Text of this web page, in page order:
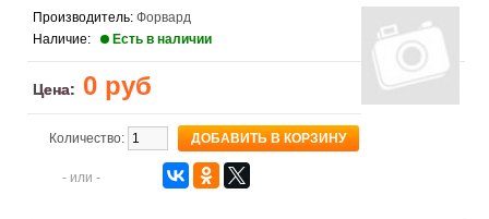
Производитель: Форвард
Наличие:
Есть в наличии
Цена: 0 руб
Количество:
- или -